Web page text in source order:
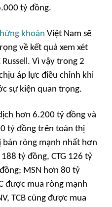
tỷ đồng.
khoán Việt Nam sẽ
về kết quả xem xét
Vì vậy trong 2
áp lực điều chỉnh khi
sự kiện quan trọng.
hơn 6.200 tỷ đồng và
tỷ đồng trên toàn thị
bán ròng mạnh nhất hơn
tỷ đồng, CTG 126 tỷ
MSN hơn 80 tỷ
được mua ròng mạnh
TCB cũng được mua